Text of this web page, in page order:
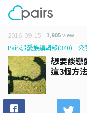
2016-09-15 1,905view
Pairs派愛族編輯部(340)
公
想要談戀
這3個方法